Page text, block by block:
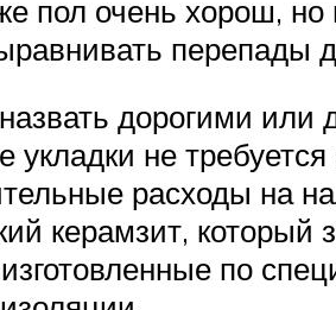
пол очень хорош, но
перепады
дорогими
не
расходы на
керамзит, который
по